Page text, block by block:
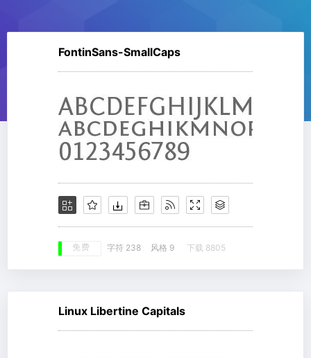
FontinSans-SmallCaps
免费 字符 238 风格 9 下载 8805
Linux Libertine Capitals